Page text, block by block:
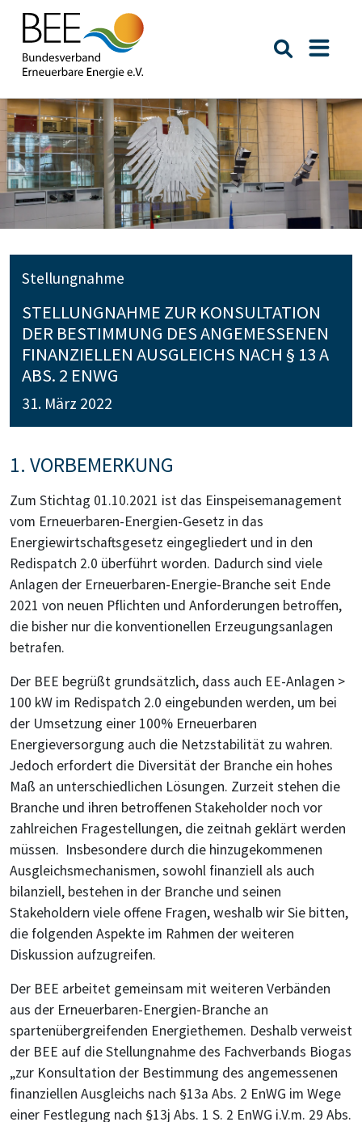
Suche
Stellungnahme
STELLUNGNAHME ZUR KONSULTATION
DER BESTIMMUNG DES ANGEMESSENEN
FINANZIELLEN AUSGLEICHS NACH § 13 A
ABS. 2 ENWG
31. März 2022
1. VORBEMERKUNG
Zum Stichtag 01.10.2021 ist das Einspeisemanagement
vom Erneuerbaren-Energien-Gesetz in das
Energiewirtschaftsgesetz eingegliedert und in den
Redispatch 2.0 überführt worden. Dadurch sind viele
Anlagen der Erneuerbaren-Energie-Branche seit Ende
2021 von neuen Pflichten und Anforderungen betroffen,
die bisher nur die konventionellen Erzeugungsanlagen
betrafen.
Der BEE begrüßt grundsätzlich, dass auch EE-Anlagen >
100 kW im Redispatch 2.0 eingebunden werden, um bei
der Umsetzung einer 100% Erneuerbaren
Energieversorgung auch die Netzstabilität zu wahren.
Jedoch erfordert die Diversität der Branche ein hohes
Maß an unterschiedlichen Lösungen. Zurzeit stehen die
Branche und ihren betroffenen Stakeholder noch vor
zahlreichen Fragestellungen, die zeitnah geklärt werden
müssen. Insbesondere durch die hinzugekommenen
Ausgleichsmechanismen, sowohl finanziell als auch
bilanziell, bestehen in der Branche und seinen
Stakeholdern viele offene Fragen, weshalb wir Sie bitten,
die folgenden Aspekte im Rahmen der weiteren
Diskussion aufzugreifen.
Der BEE arbeitet gemeinsam mit weiteren Verbänden
aus der Erneuerbaren-Energien-Branche an
spartenübergreifenden Energiethemen. Deshalb verweist
der BEE auf die Stellungnahme des Fachverbands Biogas
„zur Konsultation der Bestimmung des angemessenen
finanziellen Ausgleichs nach §13a Abs. 2 EnWG im Wege
einer Festlegung nach §13j Abs. 1 S. 2 EnWG i.V.m. 29 Abs.